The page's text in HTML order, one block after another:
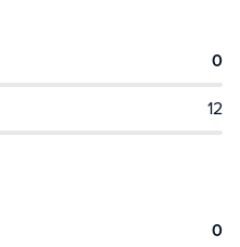
0
12
0